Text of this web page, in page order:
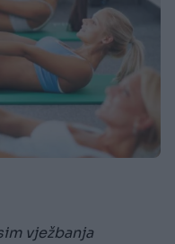
vježbanja